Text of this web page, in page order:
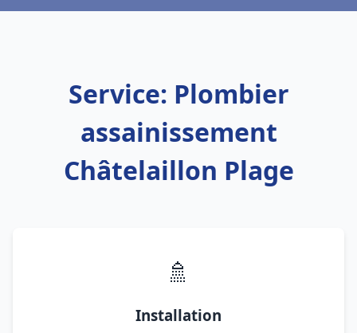
Service: Plombier
assainissement
Châtelaillon Plage
🚿
Installation